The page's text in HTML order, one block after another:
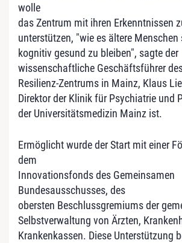
wolle
das Zentrum mit ihren Erkenntnissen
unterstützen, "wie es ältere
kognitiv gesund zu bleiben", sagte der
wissenschaftliche Geschäftsführer
Resilienz-Zentrums in Mainz, Klaus
Direktor der Klinik für Psychiatrie und
der Universitätsmedizin Mainz ist.
Ermöglicht wurde der Start mit einer
dem
Innovationsfonds des Gemeinsamen
Bundesausschusses, des
obersten Beschlussgremiums der
Selbstverwaltung von Ärzten,
Krankenkassen. Diese Unterstützung